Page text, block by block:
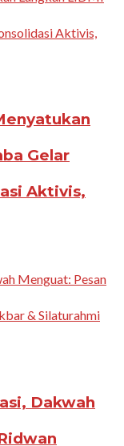
Gelar
Aktivis,
Dakwah